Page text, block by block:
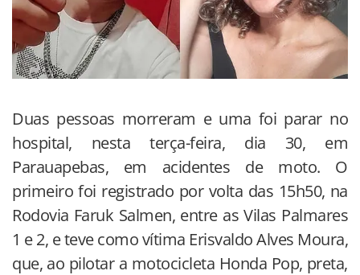
Duas pessoas morreram e uma foi parar no
hospital, nesta terça-feira, dia 30, em
Parauapebas, em acidentes de moto. O
primeiro foi registrado por volta das 15h50, na
Rodovia Faruk Salmen, entre as Vilas Palmares
1 e 2, e teve como vítima Erisvaldo Alves Moura,
que, ao pilotar a motocicleta Honda Pop, preta,